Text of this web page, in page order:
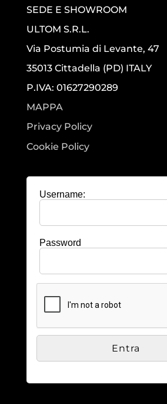
SEDE E SHOWROOM
ULTOM S.R.L.
Via Postumia di Levante, 47
35013 Cittadella (PD) ITALY
P.IVA: 01627290289
MAPPA
Privacy Policy
Cookie Policy
Username:
Password